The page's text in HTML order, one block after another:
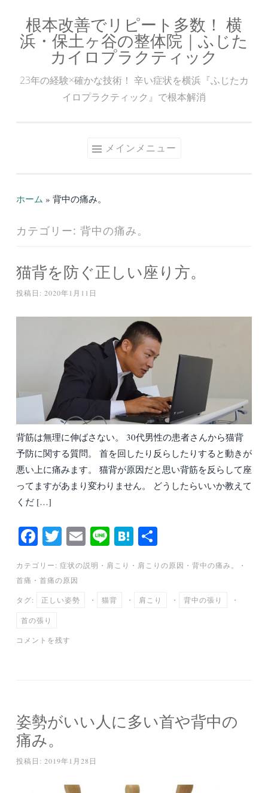
ン
根本改善でリピート多数！ 横
浜・保土ヶ谷の整体院｜ふじた
カイロプラクティック
23年の経験×確かな技術！ 辛い症状を横浜『ふじたカ
イロプラクティック』で根本解消
メインメニュー
ホーム » 背中の痛み。
カテゴリー: 背中の痛み。
猫背を防ぐ正しい座り方。
投稿日: 2020年1月11日
背筋は無理に伸ばさない。 30代男性の患者さんから猫背
予防に関する質問。 首を回したり反らしたりすると動きが
悪い上に痛みます。 猫背が原因だと思い背筋を反らして座
ってますがあまり変わりません。 どうしたらいいか教えて
くだ […]
Fa
ce
bo
ok
T
wi
tte
r
E
m
ail
Li
ne
H
at
en
a
有
カテゴリー: 症状の説明 ・ 肩こり ・ 肩こりの原因 ・ 背中の痛み。
・
首痛 ・ 首痛の原因
タグ: 正しい姿勢 ・ 猫背 ・ 肩こり ・ 背中の張り ・
首の張り
コメントを残す
姿勢がいい人に多い首や背中の
痛み。
投稿日: 2019年1月28日